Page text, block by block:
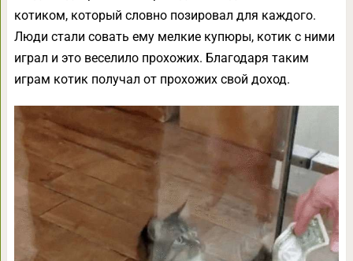
котиком, который словно позировал для каждого.
Люди стали совать ему мелкие купюры, котик с ними
играл и это веселило прохожих. Благодаря таким
играм котик получал от прохожих свой доход.